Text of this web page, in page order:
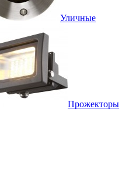
Уличные
Прожекторы